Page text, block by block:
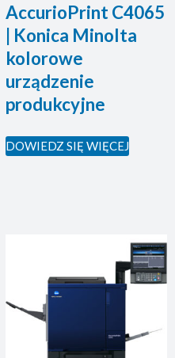
AccurioPrint C4065
| Konica Minolta
kolorowe
urządzenie
produkcyjne
DOWIEDZ SIĘ WIĘCEJ